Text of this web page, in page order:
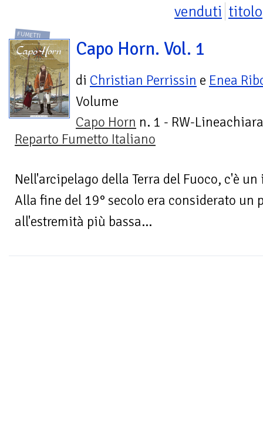
venduti titolo
FUMETTI
Capo Horn. Vol. 1
di Christian Perrissin e Enea
Volume
Capo Horn n. 1 - RW-
Reparto Fumetto Italiano
Nell'arcipelago della Terra del Fuoco, c'è
Alla fine del 19° secolo era considerato
all'estremità più bassa...